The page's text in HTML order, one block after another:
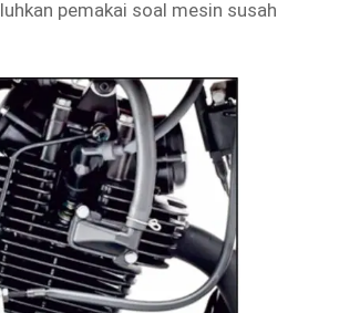
pemakai soal mesin susah